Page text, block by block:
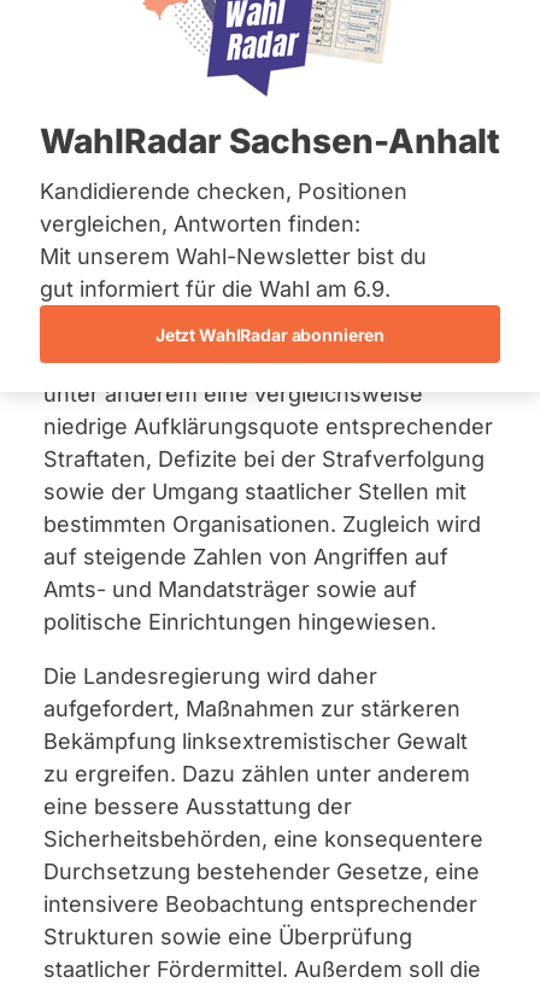
Bremen
Hamburg
Mecklenburg-Vorpommern
Nordrhein-Westfalen
Saarland
Sachsen
Sachsen-Anhalt
Sachsen-Anhalt
Schleswig-Holstein
Thüringen
Archiv
Über uns
Spenden
WahlRadar Sachsen-Anhalt
Kandidierende checken, Positionen
vergleichen, Antworten finden:
Mit unserem Wahl-Newsletter bist du
gut informiert für die Wahl am 6.9.
Jetzt WahlRadar abonnieren
Thüringen
29. Oktober 2025
Der Landtag hat sich mit einem Antragder
Linksextremismus in Thüringen befasst.
Darin äußert die Fraktion, dass
linksextreme Gewalt und Strukturen im
Land zugenommen hätten und staatliche
Maßnahmen bislang nicht ausreichend
wirksam gewesen seien. Kritisiert werden
unter anderem eine vergleichsweise
niedrige Aufklärungsquote entsprechender
Straftaten, Defizite bei der Strafverfolgung
sowie der Umgang staatlicher Stellen mit
bestimmten Organisationen. Zugleich wird
auf steigende Zahlen von Angriffen auf
Amts- und Mandatsträger sowie auf
politische Einrichtungen hingewiesen.
Die Landesregierung wird daher
aufgefordert, Maßnahmen zur stärkeren
Bekämpfung linksextremistischer Gewalt
zu ergreifen. Dazu zählen unter anderem
eine bessere Ausstattung der
Sicherheitsbehörden, eine konsequentere
Durchsetzung bestehender Gesetze, eine
intensivere Beobachtung entsprechender
Strukturen sowie eine Überprüfung
staatlicher Fördermittel. Außerdem soll die